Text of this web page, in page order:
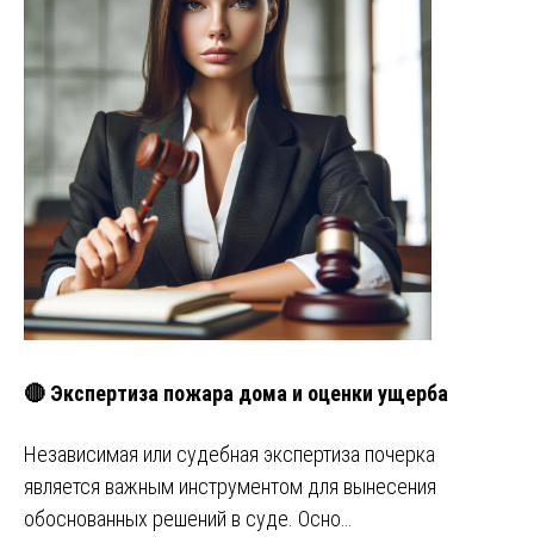
🔴 Экспертиза пожара дома и оценки ущерба
Независимая или судебная экспертиза почерка
является важным инструментом для вынесения
обоснованных решений в суде. Осно…